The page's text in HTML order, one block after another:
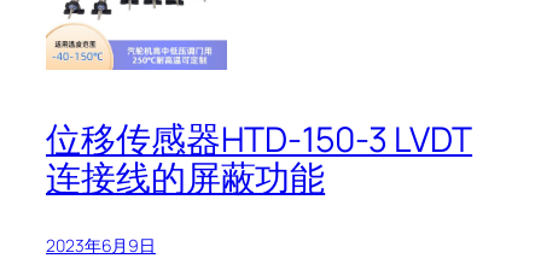
位移传感器HTD-150-3 LVDT
连接线的屏蔽功能
2023年6月9日